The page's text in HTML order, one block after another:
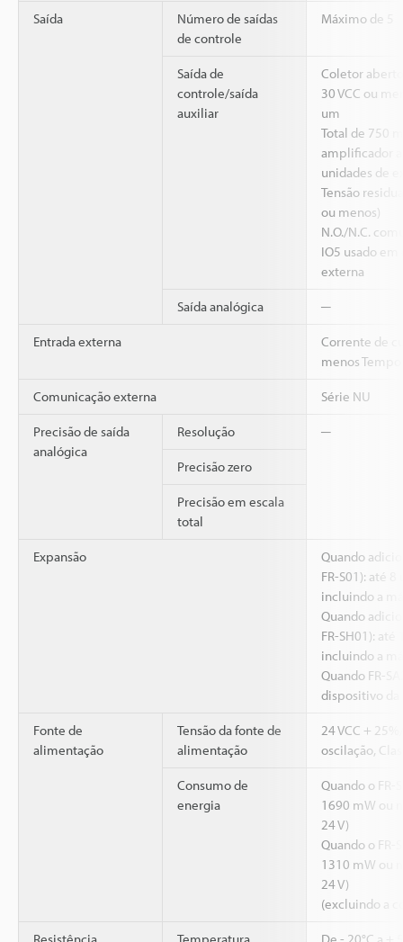
Saída
Número de saídas
de controle
Máximo de 5
Saída de
controle/saída
auxiliar
Coletor
30 VCC ou
um
Total de 750
amplificador
unidades de
Tensão
ou menos)
N.O./N.C.
IO5 usado
externa
Saída analógica ─
Entrada externa
Corrente de
menos
Comunicação externa Série NU
Precisão de saída
analógica
Resolução ─
Precisão zero
Precisão em escala
total
Expansão
Quando
FR-S01): até
incluindo a
Quando
FR-SH01):
incluindo a
Quando FR-
dispositivo da
Fonte de
alimentação
Tensão da fonte de
alimentação
24 VCC +
oscilação,
Consumo de
energia
Quando o
1690 mW ou
24 V)
Quando o
1310 mW ou
24 V)
(excluindo a
Resistência Temperatura De - 20°C a +